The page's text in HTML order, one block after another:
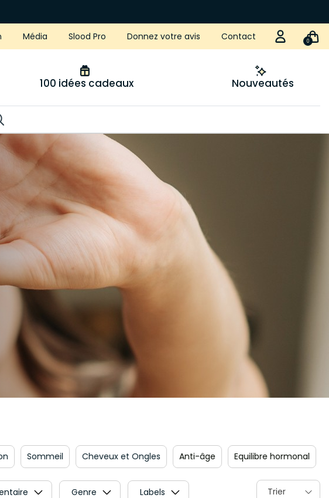
Média Slood Pro Donnez votre avis Contact 0
100 idées cadeaux Nouveautés
Cheveux et Ongles Anti-âge Equilibre hormonal Flore
Genre Labels Trier